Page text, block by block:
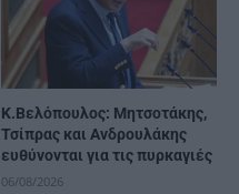
K.Βελόπουλος: Μητσοτάκης,
Τσίπρας και Ανδρουλάκης
ευθύνονται για τις πυρκαγιές
06/08/2026